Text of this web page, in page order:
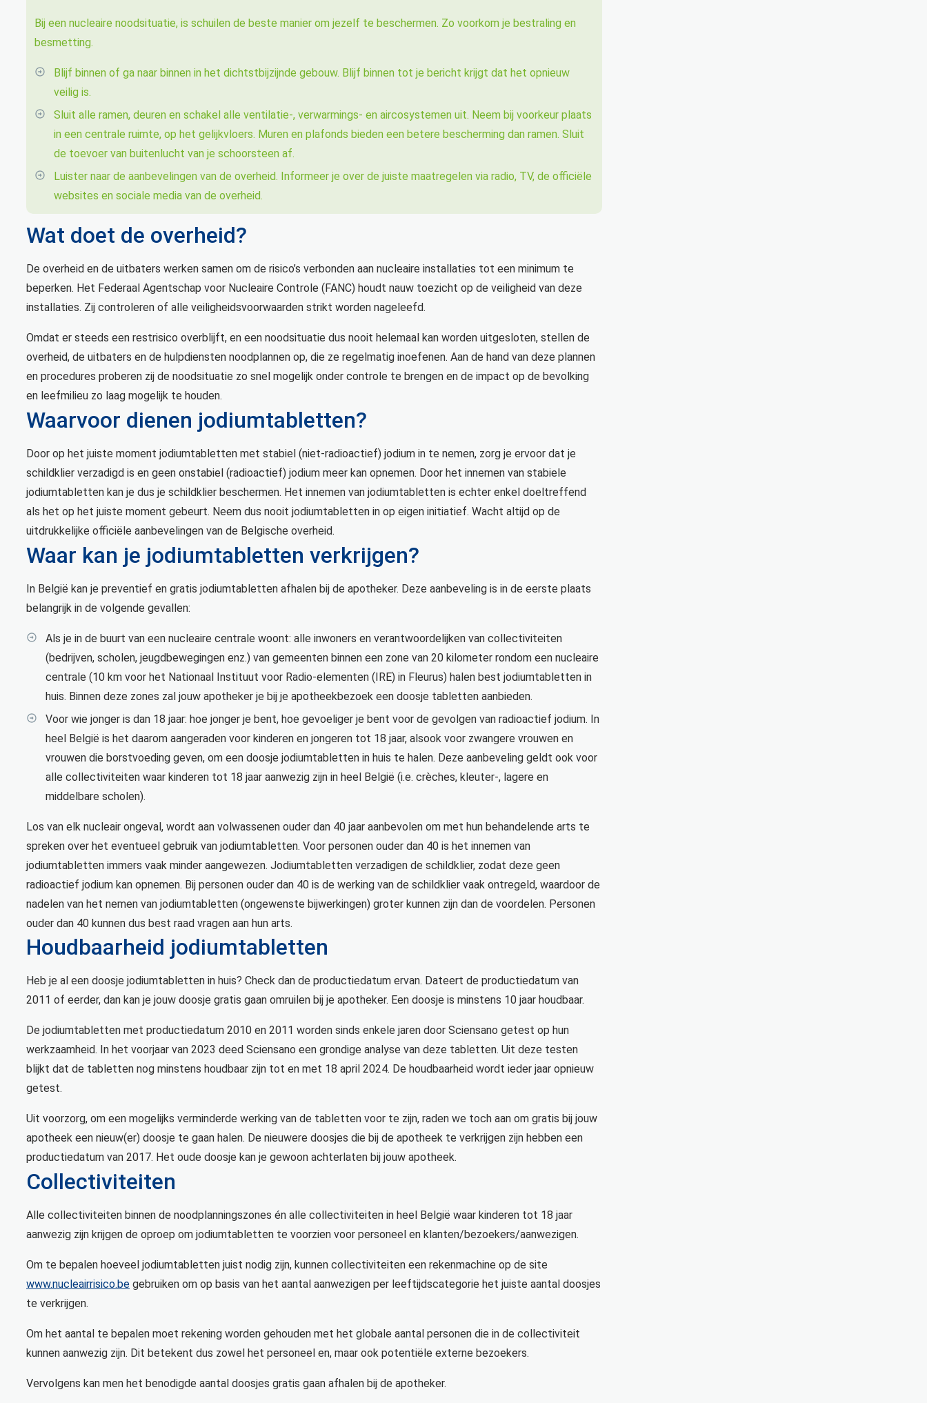
Bij een nucleaire noodsituatie, is schuilen de beste manier om jezelf te beschermen. Zo voorkom je bestraling en
besmetting.
Blijf binnen of ga naar binnen in het dichtstbijzijnde gebouw. Blijf binnen tot je bericht krijgt dat het opnieuw
veilig is.
Sluit alle ramen, deuren en schakel alle ventilatie-, verwarmings- en aircosystemen uit. Neem bij voorkeur plaats
in een centrale ruimte, op het gelijkvloers. Muren en plafonds bieden een betere bescherming dan ramen. Sluit
de toevoer van buitenlucht van je schoorsteen af.
Luister naar de aanbevelingen van de overheid. Informeer je over de juiste maatregelen via radio, TV, de officiële
websites en sociale media van de overheid.
Wat doet de overheid?
De overheid en de uitbaters werken samen om de risico’s verbonden aan nucleaire installaties tot een minimum te
beperken. Het Federaal Agentschap voor Nucleaire Controle (FANC) houdt nauw toezicht op de veiligheid van deze
installaties. Zij controleren of alle veiligheidsvoorwaarden strikt worden nageleefd.
Omdat er steeds een restrisico overblijft, en een noodsituatie dus nooit helemaal kan worden uitgesloten, stellen de
overheid, de uitbaters en de hulpdiensten noodplannen op, die ze regelmatig inoefenen. Aan de hand van deze plannen
en procedures proberen zij de noodsituatie zo snel mogelijk onder controle te brengen en de impact op de bevolking
en leefmilieu zo laag mogelijk te houden.
Waarvoor dienen jodiumtabletten?
Door op het juiste moment jodiumtabletten met stabiel (niet-radioactief) jodium in te nemen, zorg je ervoor dat je
schildklier verzadigd is en geen onstabiel (radioactief) jodium meer kan opnemen. Door het innemen van stabiele
jodiumtabletten kan je dus je schildklier beschermen. Het innemen van jodiumtabletten is echter enkel doeltreffend
als het op het juiste moment gebeurt. Neem dus nooit jodiumtabletten in op eigen initiatief. Wacht altijd op de
uitdrukkelijke officiële aanbevelingen van de Belgische overheid.
Waar kan je jodiumtabletten verkrijgen?
In België kan je preventief en gratis jodiumtabletten afhalen bij de apotheker. Deze aanbeveling is in de eerste plaats
belangrijk in de volgende gevallen:
Als je in de buurt van een nucleaire centrale woont: alle inwoners en verantwoordelijken van collectiviteiten
(bedrijven, scholen, jeugdbewegingen enz.) van gemeenten binnen een zone van 20 kilometer rondom een nucleaire
centrale (10 km voor het Nationaal Instituut voor Radio-elementen (IRE) in Fleurus) halen best jodiumtabletten in
huis. Binnen deze zones zal jouw apotheker je bij je apotheekbezoek een doosje tabletten aanbieden.
Voor wie jonger is dan 18 jaar: hoe jonger je bent, hoe gevoeliger je bent voor de gevolgen van radioactief jodium. In
heel België is het daarom aangeraden voor kinderen en jongeren tot 18 jaar, alsook voor zwangere vrouwen en
vrouwen die borstvoeding geven, om een doosje jodiumtabletten in huis te halen. Deze aanbeveling geldt ook voor
alle collectiviteiten waar kinderen tot 18 jaar aanwezig zijn in heel België (i.e. crèches, kleuter-, lagere en
middelbare scholen).
Los van elk nucleair ongeval, wordt aan volwassenen ouder dan 40 jaar aanbevolen om met hun behandelende arts te
spreken over het eventueel gebruik van jodiumtabletten. Voor personen ouder dan 40 is het innemen van
jodiumtabletten immers vaak minder aangewezen. Jodiumtabletten verzadigen de schildklier, zodat deze geen
radioactief jodium kan opnemen. Bij personen ouder dan 40 is de werking van de schildklier vaak ontregeld, waardoor de
nadelen van het nemen van jodiumtabletten (ongewenste bijwerkingen) groter kunnen zijn dan de voordelen. Personen
ouder dan 40 kunnen dus best raad vragen aan hun arts.
Houdbaarheid jodiumtabletten
Heb je al een doosje jodiumtabletten in huis? Check dan de productiedatum ervan. Dateert de productiedatum van
2011 of eerder, dan kan je jouw doosje gratis gaan omruilen bij je apotheker. Een doosje is minstens 10 jaar houdbaar.
De jodiumtabletten met productiedatum 2010 en 2011 worden sinds enkele jaren door Sciensano getest op hun
werkzaamheid. In het voorjaar van 2023 deed Sciensano een grondige analyse van deze tabletten. Uit deze testen
blijkt dat de tabletten nog minstens houdbaar zijn tot en met 18 april 2024. De houdbaarheid wordt ieder jaar opnieuw
getest.
Uit voorzorg, om een mogelijks verminderde werking van de tabletten voor te zijn, raden we toch aan om gratis bij jouw
apotheek een nieuw(er) doosje te gaan halen. De nieuwere doosjes die bij de apotheek te verkrijgen zijn hebben een
productiedatum van 2017. Het oude doosje kan je gewoon achterlaten bij jouw apotheek.
Collectiviteiten
Alle collectiviteiten binnen de noodplanningszones én alle collectiviteiten in heel België waar kinderen tot 18 jaar
aanwezig zijn krijgen de oproep om jodiumtabletten te voorzien voor personeel en klanten/bezoekers/aanwezigen.
Om te bepalen hoeveel jodiumtabletten juist nodig zijn, kunnen collectiviteiten een rekenmachine op de site
www.nucleairrisico.be gebruiken om op basis van het aantal aanwezigen per leeftijdscategorie het juiste aantal doosjes
te verkrijgen.
Om het aantal te bepalen moet rekening worden gehouden met het globale aantal personen die in de collectiviteit
kunnen aanwezig zijn. Dit betekent dus zowel het personeel en, maar ook potentiële externe bezoekers.
Vervolgens kan men het benodigde aantal doosjes gratis gaan afhalen bij de apotheker.